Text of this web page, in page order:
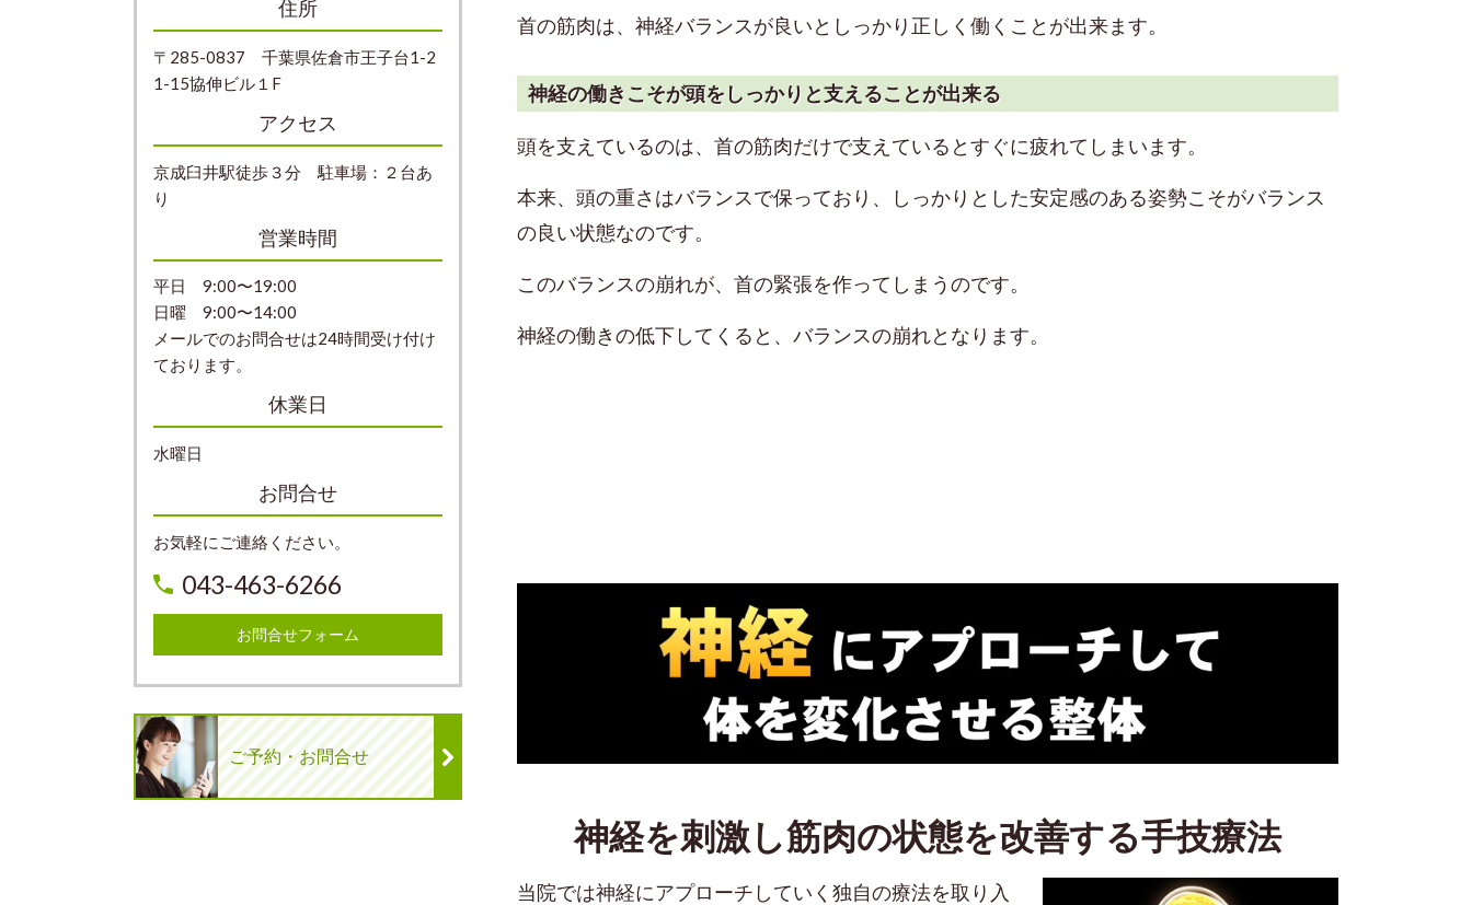
首の筋肉は、神経バランスが良いとしっかり正しく働くことが出来ます。
神経の働きこそが頭をしっかりと支えることが出来る
頭を支えているのは、首の筋肉だけで支えているとすぐに疲れてしまいます。
本来、頭の重さはバランスで保っており、しっかりとした安定感のある姿勢こそがバランス
の良い状態なのです。
このバランスの崩れが、首の緊張を作ってしまうのです。
神経の働きの低下してくると、バランスの崩れとなります。
神経を刺激し筋肉の状態を改善する手技療法
当院では神経にアプローチしていく独自の療法を取り入
住所
〒285-0837 千葉県佐倉市王子台1-2
1-15協伸ビル１F
アクセス
京成臼井駅徒歩３分 駐車場：２台あ
り
営業時間
平日 9:00〜19:00
日曜 9:00〜14:00
メールでのお問合せは24時間受け付け
ております。
休業日
水曜日
お問合せ
お気軽にご連絡ください。
043-463-6266
お問合せフォーム
ご予約・お問合せ